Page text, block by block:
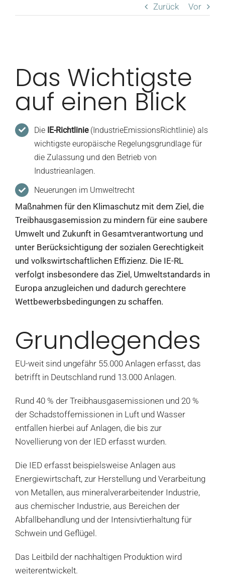
Zurück Vor
Das Wichtigste
auf einen Blick
Die IE-Richtlinie(IndustrieEmissionsRichtlinie) als
wichtigste europäische Regelungsgrundlage für
die Zulassung und den Betrieb von
Industrieanlagen.
Neuerungen im Umweltrecht
Maßnahmen für den Klimaschutz mit dem Ziel, die
Treibhausgasemission zu mindern für eine saubere
Umwelt und Zukunft in Gesamtverantwortung und
unter Berücksichtigung der sozialen Gerechtigkeit
und volkswirtschaftlichen Effizienz. Die IE-RL
verfolgt insbesondere das Ziel, Umweltstandards in
Europa anzugleichen und dadurch gerechtere
Wettbewerbsbedingungen zu schaffen.
Grundlegendes
EU-weit sind ungefähr 55.000 Anlagen erfasst, das
betrifft in Deutschland rund 13.000 Anlagen.
Rund 40 % der Treibhausgasemissionen und 20 %
der Schadstoffemissionen in Luft und Wasser
entfallen hierbei auf Anlagen, die bis zur
Novellierung von der IED erfasst wurden.
Die IED erfasst beispielsweise Anlagen aus
Energiewirtschaft, zur Herstellung und Verarbeitung
von Metallen, aus mineralverarbeitender Industrie,
aus chemischer Industrie, aus Bereichen der
Abfallbehandlung und der Intensivtierhaltung für
Schwein und Geflügel.
Das Leitbild der nachhaltigen Produktion wird
weiterentwickelt.